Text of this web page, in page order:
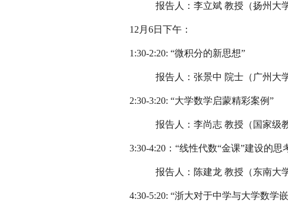
报告人：李立斌 教授（扬州大学
12月6日下午：
1:30-2:20: “微积分的新思想”
报告人：张景中 院士（广州大
2:30-3:20: “大学数学启蒙精彩案例”
报告人：李尚志 教授（国家级
3:30-4:20：“线性代数“金课”建设的思
报告人：陈建龙 教授（东南大
4:30-5:20: “浙大对于中学与大学数学